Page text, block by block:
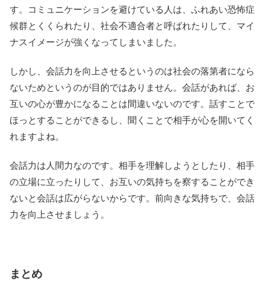
す。コミュニケーションを避けている人は、ふれあい恐怖症
候群とくくられたり、社会不適合者と呼ばれたりして、マイ
ナスイメージが強くなってしまいました。
しかし、会話力を向上させるというのは社会の落第者になら
ないためというのが目的ではありません。会話があれば、お
互いの心が豊かになることは間違いないのです。話すことで
ほっとすることができるし、聞くことで相手が心を開いてく
れますよね。
会話力は人間力なのです。相手を理解しようとしたり、相手
の立場に立ったりして、お互いの気持ちを察することができ
ないと会話は広がらないからです。前向きな気持ちで、会話
力を向上させましょう。
まとめ